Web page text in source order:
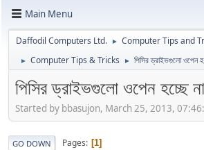
Main Menu
Daffodil Computers Ltd. ► Computer Tips and
► Computer Tips & Tricks ► পিসির ড্রাইভগুলো ওপেন
পিসির ড্রাইভগুলো ওপেন হচ্ছে
Started by bbasujon, March 25, 2013,
GO DOWN Pages 1